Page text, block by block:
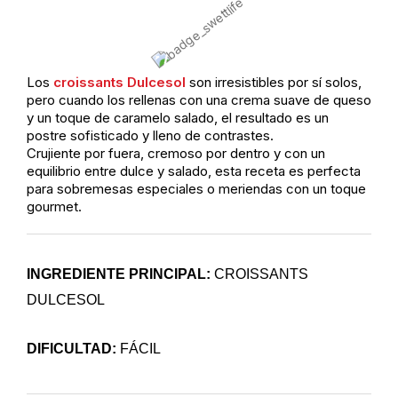
Los croissants Dulcesol son irresistibles por sí solos,
pero cuando los rellenas con una crema suave de queso
y un toque de caramelo salado, el resultado es un
postre sofisticado y lleno de contrastes.
Crujiente por fuera, cremoso por dentro y con un
equilibrio entre dulce y salado, esta receta es perfecta
para sobremesas especiales o meriendas con un toque
gourmet.
INGREDIENTE PRINCIPAL: CROISSANTS
DULCESOL
DIFICULTAD: FÁCIL